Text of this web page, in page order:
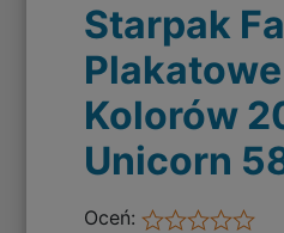
Starpak
Kolorów
Unicorn
Oceń: